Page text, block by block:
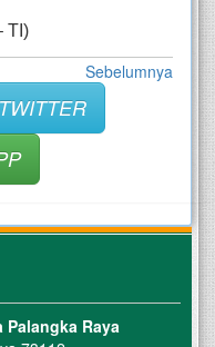
TI)
Sebelumnya
TWITTER
Raya